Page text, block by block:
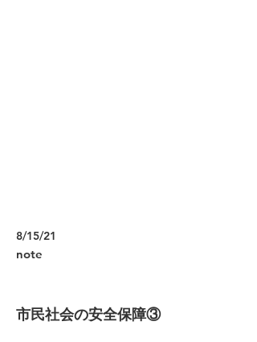
8/15/21
note
市民社会の安全保障③